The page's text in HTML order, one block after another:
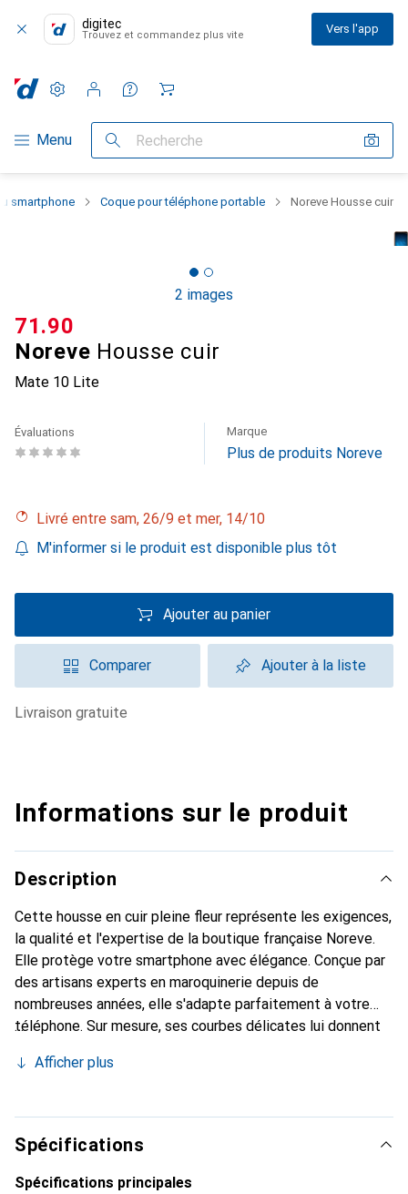
digitec
Trouvez et commandez plus vite Vers l'app
Navigation par catégorie
Menu Recherche
Paramètres
Compte client
Listes de comparaison
Listes d'envies
Panier
smartphone Coque pour téléphone portable Noreve Housse cuir
2 images
Noreve Housse cuir
Mate 10 Lite
CHF
71.90
Évaluations Marque
Plus de produits Noreve
Livré entre sam, 26/9 et mer, 14/10
M'informer si le produit est disponible plus tôt
Ajouter au panier
Comparer Ajouter à la liste
livraison gratuite
Informations sur le produit
Description
Cette housse en cuir pleine fleur représente les exigences,
la qualité et l'expertise de la boutique française Noreve.
Elle protège votre smartphone avec élégance. Conçue par
des artisans experts en maroquinerie depuis de
nombreuses années, elle s'adapte parfaitement à votre
téléphone. Sur mesure, ses courbes délicates lui donnent
chic et essentiel pour votre smartphone. Reconnaître
marque Noreve est un choix sûr pour une clientèle
exigeante.
Afficher plus
Spécifications
Spécifications principales